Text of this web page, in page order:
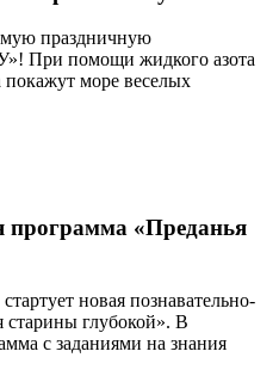
праздничную
При помощи жидкого азота
море веселых
программа «Преданья
новая познавательно-
старины глубокой». В
с заданиями на знания